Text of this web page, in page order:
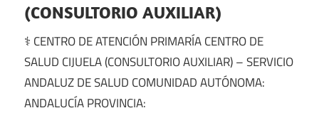
(CONSULTORIO AUXILIAR)
⚕️ CENTRO DE ATENCIÓN PRIMARÍA CENTRO DE
SALUD CIJUELA (CONSULTORIO AUXILIAR) – SERVICIO
ANDALUZ DE SALUD COMUNIDAD AUTÓNOMA:
ANDALUCÍA PROVINCIA: